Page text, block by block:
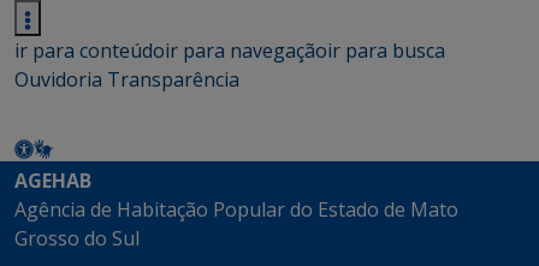
ir para conteúdoir para navegaçãoir para busca
Ouvidoria Transparência
AGEHAB
Agência de Habitação Popular do Estado de Mato
Grosso do Sul